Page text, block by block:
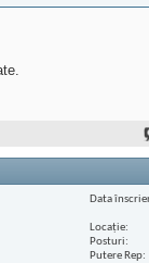
Data
Locaţie
Posturi
Putere Rep